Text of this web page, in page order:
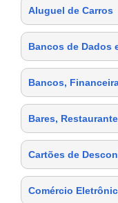
Aluguel de Carros
Bancos de Dados
Bancos,
Bares,
Cartões de
Comércio